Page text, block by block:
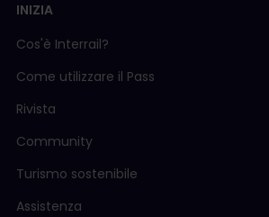
INIZIA
Cos'è Interrail?
Come utilizzare il Pass
Rivista
Community
Turismo sostenibile
Assistenza